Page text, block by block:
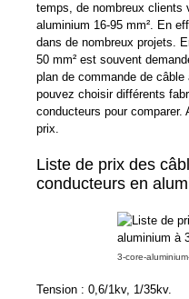
temps, de nombreux clients
aluminium 16-95 mm². En
dans de nombreux projets.
50 mm² est souvent
plan de commande de
pouvez choisir différents
conducteurs pour comparer.
prix.
Liste de prix des
conducteurs en
3-core-
Tension : 0,6/1kv, 1/35kv.